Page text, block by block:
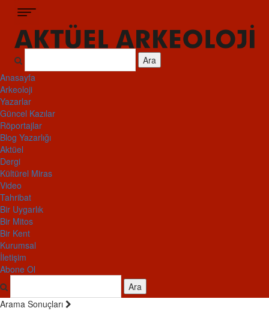
Ara
Anasayfa
Arkeoloji
Yazarlar
Güncel Kazılar
Röportajlar
Blog Yazarlığı
Aktüel
Dergi
Kültürel Miras
Video
Tahribat
Bir Uygarlık
Bir Mitos
Bir Kent
Kurumsal
İletişim
Abone Ol
Ara
Arama Sonuçları